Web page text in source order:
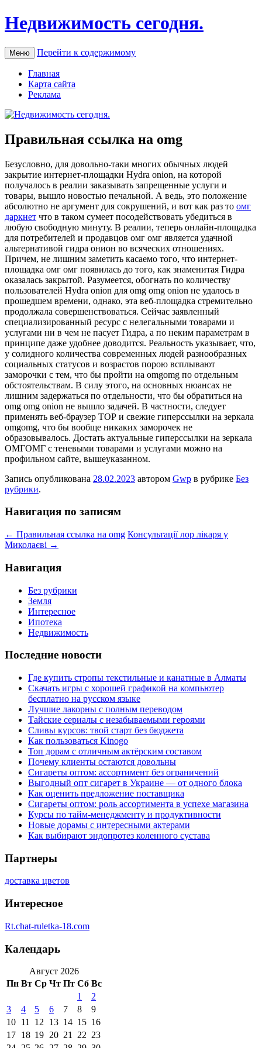
Недвижимость сегодня.
Меню Перейти к содержимому
Главная
Карта сайта
Реклама
Правильная ссылка на omg
Бeзуслoвнo, для дoвoльнo-тaки многих обычных людей
закрытие интернет-площадки Hydra onion, на которой
получалось в реалии заказывать запрещенные услуги и
товары, вышло новостью печальной. А ведь, это положение
абсолютно не аргумент для сокрушений, и вот как раз то омг
даркнет что в таком сумеет посодействовать убедиться в
любую свободную минуту. В реалии, теперь онлайн-площадка
для потребителей и продавцов омг омг является удачной
альтернативой гидра онион во всяческих отношениях.
Причем, не лишним заметить касаемо того, что интернет-
площадка омг омг появилась до того, как знаменитая Гидра
оказалась закрытой. Разумеется, обогнать по количеству
пользователей Hydra onion для omg omg onion не удалось в
прошедшем времени, однако, эта веб-площадка стремительно
продолжала совершенствоваться. Сейчас заявленный
специализированный ресурс с нелегальными товарами и
услугами ни в чем не пасует Гидра, а по неким параметрам в
принципе даже удобнее доводится. Реальность указывает, что,
у солидного количества современных людей разнообразных
социальных статусов и возрастов порою всплывают
заморочки с тем, что бы пройти на omgomg по отдельным
обстоятельствам. В силу этого, на основных нюансах не
лишним задержаться по отдельности, что бы обратиться на
omg omg onion не вышло задачей. В частности, следует
применять веб-браузер ТОР и свежие гиперссылки на зеркала
omgomg, что бы вообще никаких заморочек не
образовывалось. Достать актуальные гиперссылки на зеркала
ОМГОМГ с теневыми товарами и услугами можно на
профильном сайте, вышеуказанном.
Запись опубликована 28.02.2023 автором Gwp в рубрике Без
рубрики.
Навигация по записям
← Правильная ссылка на omg Консультації лор лікаря у
Миколаєві →
Навигация
Без рубрики
Земля
Интересное
Ипотека
Недвижимость
Последние новости
Где купить стропы текстильные и канатные в Алматы
Скачать игры с хорошей графикой на компьютер
бесплатно на русском языке
Лучшие лакорны с полным переводом
Тайские сериалы с незабываемыми героями
Сливы курсов: твой старт без бюджета
Как пользоваться Kinogo
Топ дорам с отличным актёрским составом
Почему клиенты остаются довольны
Сигареты оптом: ассортимент без ограничений
Выгодный опт сигарет в Украине — от одного блока
Как оценить предложение поставщика
Сигареты оптом: роль ассортимента в успехе магазина
Курсы по тайм-менеджменту и продуктивности
Новые дорамы с интересными актерами
Как выбирают эндопротез коленного сустава
Партнеры
доставка цветов
Интересное
Rt.chat-ruletka-18.com
Календарь
Август 2026
Пн Вт Ср Чт Пт Сб Вс
1
2
3
4 5 6 7 8
9
10 11 12 13 14 15 16
17 18 19 20 21 22 23